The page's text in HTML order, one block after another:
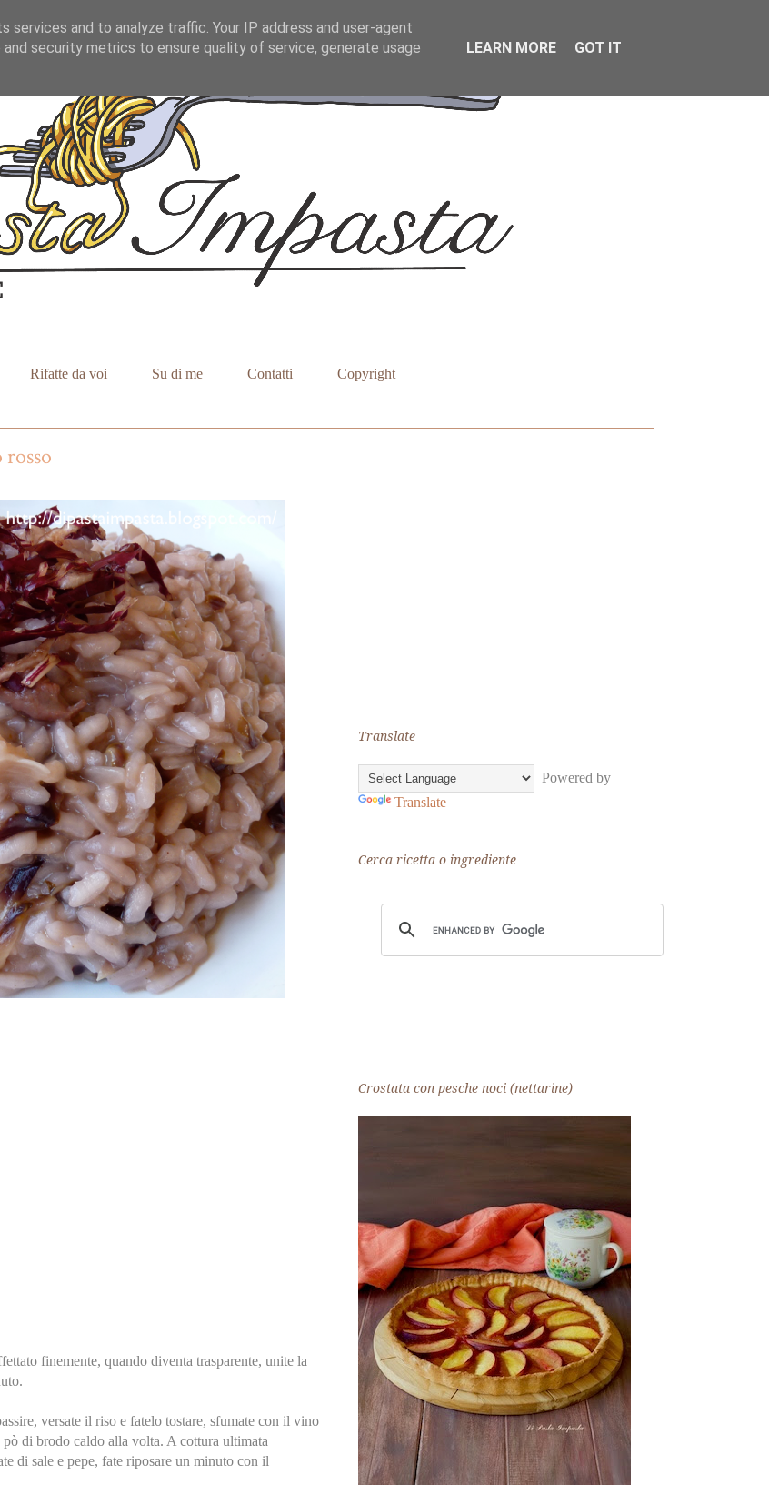
Rifatte da voi Su di me Contatti Copyright
finemente, quando diventa trasparente, unite la
versate il riso e fatelo tostare, sfumate con il vino
di brodo caldo alla volta. A cottura ultimata
di sale e pepe, fate riposare un minuto con il
Translate
Powered by
Translate
Cerca ricetta o ingrediente
Crostata con pesche noci (nettarine)
and to analyze traffic. Your IP address and user-agent
security metrics to ensure quality of service, generate usage
LEARN MORE GOT IT